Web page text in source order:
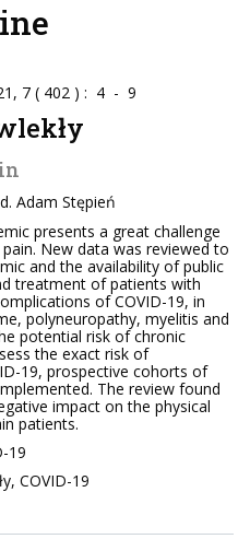
7 ( 402 ) : 4 - 9
Adam Stępień
presents a great challenge
New data was reviewed to
and the availability of public
treatment of patients with
of COVID-19, in
polyneuropathy, myelitis and
potential risk of chronic
the exact risk of
19, prospective cohorts of
The review found
impact on the physical
patients.
19
COVID-19